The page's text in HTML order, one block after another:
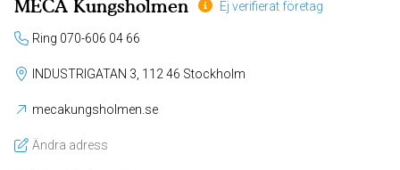
MECA Kungsholmen Ej verifierat företag
Ring 070-606 04 66
INDUSTRIGATAN 3, 112 46 Stockholm
mecakungsholmen.se
Ändra adress